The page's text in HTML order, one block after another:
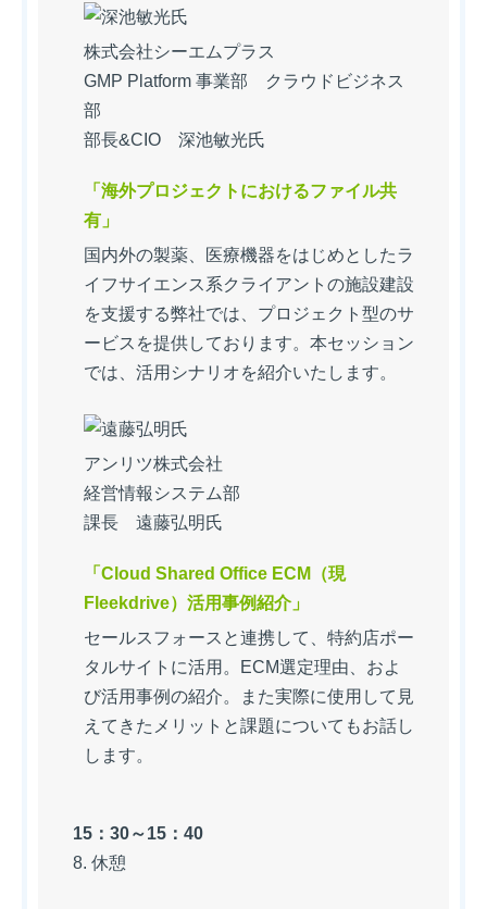
株式会社シーエムプラス
GMP Platform 事業部 クラウドビジネス
部
部長&CIO 深池敏光氏
「海外プロジェクトにおけるファイル共
有」
国内外の製薬、医療機器をはじめとしたラ
イフサイエンス系クライアントの施設建設
を支援する弊社では、プロジェクト型のサ
ービスを提供しております。本セッション
では、活用シナリオを紹介いたします。
アンリツ株式会社
経営情報システム部
課長 遠藤弘明氏
「Cloud Shared Office ECM（現
Fleekdrive）活用事例紹介」
セールスフォースと連携して、特約店ポー
タルサイトに活用。ECM選定理由、およ
び活用事例の紹介。また実際に使用して見
えてきたメリットと課題についてもお話し
します。
15：30～15：40
8. 休憩